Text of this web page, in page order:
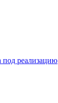
под реализацию